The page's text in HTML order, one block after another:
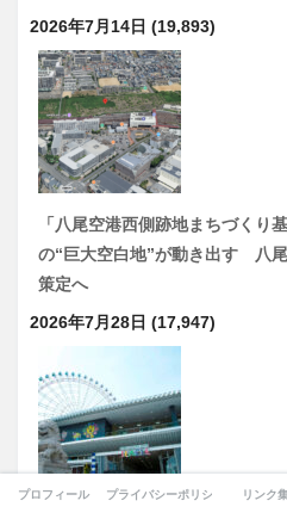
2026年7月14日 (19,893)
「八尾空港西側跡地まちづくり
の“巨大空白地”が動き出す 八
策定へ
2026年7月28日 (17,947)
プロフィール プライバシーポリシー リンク